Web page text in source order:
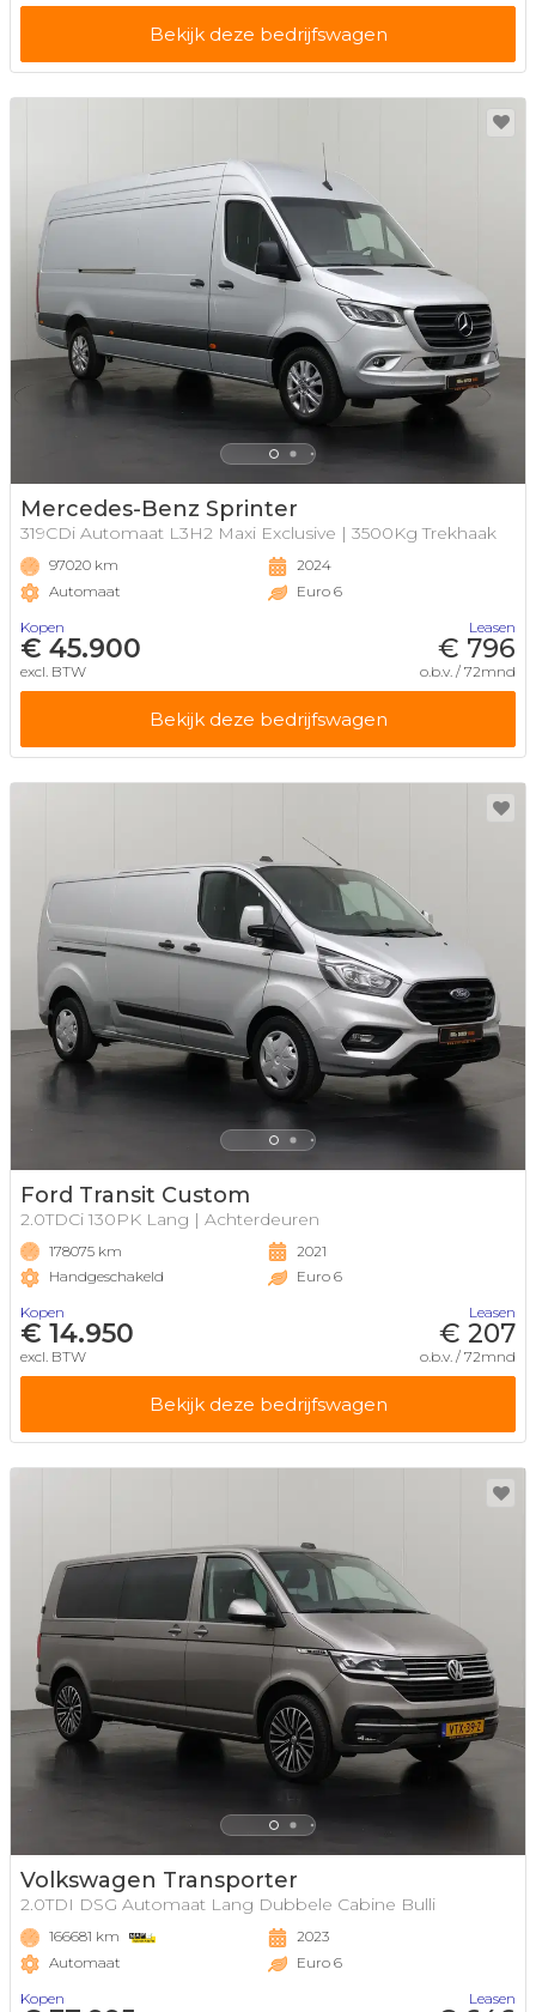
Bekijk deze bedrijfswagen
Mercedes-Benz Sprinter
319CDi Automaat L3H2 Maxi Exclusive | 3500Kg Trekhaak
97020 km
Automaat
2024
Euro 6
Kopen
€ 45.900
excl. BTW
Leasen
€ 796
o.b.v. / 72mnd
Bekijk deze bedrijfswagen
Ford Transit Custom
2.0TDCi 130PK Lang | Achterdeuren
178075 km
Handgeschakeld
2021
Euro 6
Kopen
€ 14.950
excl. BTW
Leasen
€ 207
o.b.v. / 72mnd
Bekijk deze bedrijfswagen
Volkswagen Transporter
2.0TDI DSG Automaat Lang Dubbele Cabine Bulli
166681 km
Automaat
2023
Euro 6
Kopen
Leasen